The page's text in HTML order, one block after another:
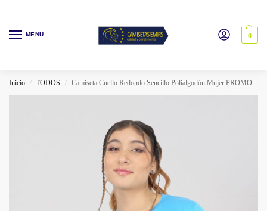
MENU 0
Inicio / TODOS / Camiseta Cuello Redondo Sencillo Polialgodón Mujer PROMO